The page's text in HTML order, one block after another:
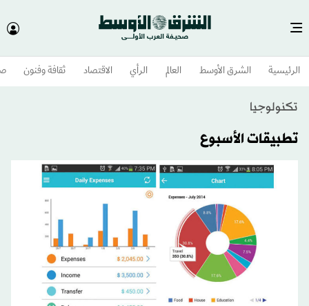
الرئيسية الشرق الأوسط​ العالم الرأي الاقتصاد ثقافة وفنون
تكنولوجيا
تطبيقات الأسبوع